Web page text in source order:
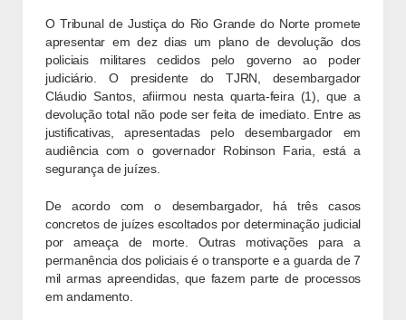
O Tribunal de Justiça do Rio Grande do Norte promete
apresentar em dez dias um plano de devolução dos
policiais militares cedidos pelo governo ao poder
judiciário. O presidente do TJRN, desembargador
Cláudio Santos, afiirmou nesta quarta-feira (1), que a
devolução total não pode ser feita de imediato. Entre as
justificativas, apresentadas pelo desembargador em
audiência com o governador Robinson Faria, está a
segurança de juízes.
De acordo com o desembargador, há três casos
concretos de juízes escoltados por determinação judicial
por ameaça de morte. Outras motivações para a
permanência dos policiais é o transporte e a guarda de 7
mil armas apreendidas, que fazem parte de processos
em andamento.